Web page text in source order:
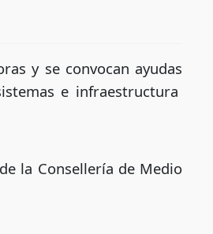
y se convocan ayudas
e infraestructura
la Consellería de Medio